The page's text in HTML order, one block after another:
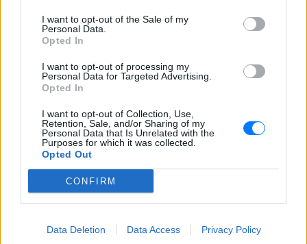
I want to opt-out of the Sale of my
Personal Data.
Opted In
I want to opt-out of processing my
Personal Data for Targeted Advertising.
Opted In
I want to opt-out of Collection, Use,
Retention, Sale, and/or Sharing of my
Personal Data that Is Unrelated with the
Purposes for which it was collected.
Opted Out
CONFIRM
Data Deletion Data Access Privacy Policy
Καύσιμα «φωτιά»: Η βενζίνη ξεπερνά τα 2
ευρώ το λίτρο παρά την πτώση του αργού
πετρελαίου διεθνώς
Οι διεθνείς τιμές του αργού πετρελαίου υποχωρούν, αλλά
στα πρατήρια οι τιμές δεν ακολουθούν